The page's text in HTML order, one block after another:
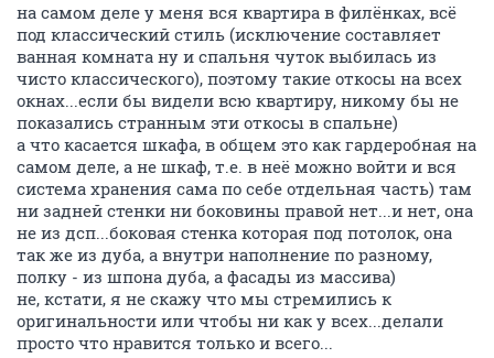
на самом деле у меня вся квартира в филёнках, всё
под классический стиль (исключение составляет
ванная комната ну и спальня чуток выбилась из
чисто классического), поэтому такие откосы на всех
окнах...если бы видели всю квартиру, никому бы не
показались странным эти откосы в спальне)
а что касается шкафа, в общем это как гардеробная на
самом деле, а не шкаф, т.е. в неё можно войти и вся
система хранения сама по себе отдельная часть) там
ни задней стенки ни боковины правой нет...и нет, она
не из дсп...боковая стенка которая под потолок, она
так же из дуба, а внутри наполнение по разному,
полку - из шпона дуба, а фасады из массива)
не, кстати, я не скажу что мы стремились к
оригинальности или чтобы ни как у всех...делали
просто что нравится только и всего...